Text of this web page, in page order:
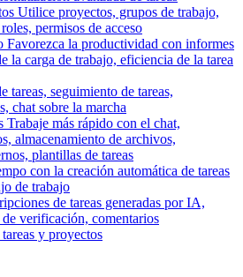
Utilice proyectos, grupos de trabajo,
permisos de acceso
Favorezca la productividad con informes
la carga de trabajo, eficiencia de la tarea
tareas, seguimiento de tareas,
chat sobre la marcha
Trabaje más rápido con el chat,
almacenamiento de archivos,
plantillas de tareas
con la creación automática de tareas
de trabajo
de tareas generadas por IA,
de verificación, comentarios
y proyectos